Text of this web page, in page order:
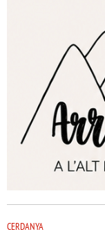
CERDANYA